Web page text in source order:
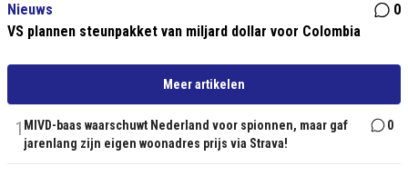
Nieuws
0
VS plannen steunpakket van miljard dollar voor Colombia
Meer artikelen
1 MIVD-baas waarschuwt Nederland voor spionnen, maar gaf
jarenlang zijn eigen woonadres prijs via Strava!
0